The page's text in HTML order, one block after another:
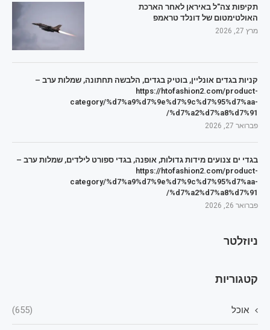
תקיפות צה"ל באיראן לאחר הארכת
האולטימטום של דונלד טראמפ
מרץ 27, 2026
קניות בגדים אונליין, בוטיק בגדים, הלבשה תחתונה, שמלות ערב –
https://htofashion2.com/product-
category/%d7%a9%d7%9e%d7%9c%d7%95%d7%aa-
%d7%a2%d7%a8%d7%91/
פברואר 27, 2026
בגדי ים צנועים מידות גדולות, אופנה, בגדי ספורט לילדים, שמלות ערב –
https://htofashion2.com/product-
category/%d7%a9%d7%9e%d7%9c%d7%95%d7%aa-
%d7%a2%d7%a8%d7%91/
פברואר 26, 2026
ניוזלטר
קטגוריות
אוכל (655)